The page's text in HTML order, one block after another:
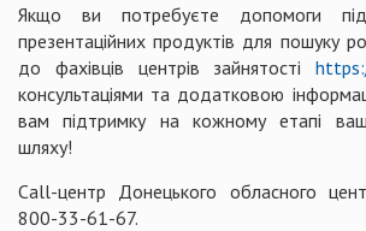
Якщо ви потребуєте допомоги
презентаційних продуктів для пошуку
до фахівців центрів зайнятості
консультаціями та додатковою
вам підтримку на кожному етапі
шляху!
Call-центр Донецького обласного
800-33-61-67.